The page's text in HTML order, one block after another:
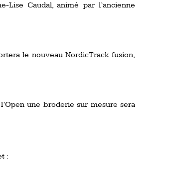
Lise Caudal, animé par l’ancienne
le nouveau NordicTrack fusion,
une broderie sur mesure sera
: